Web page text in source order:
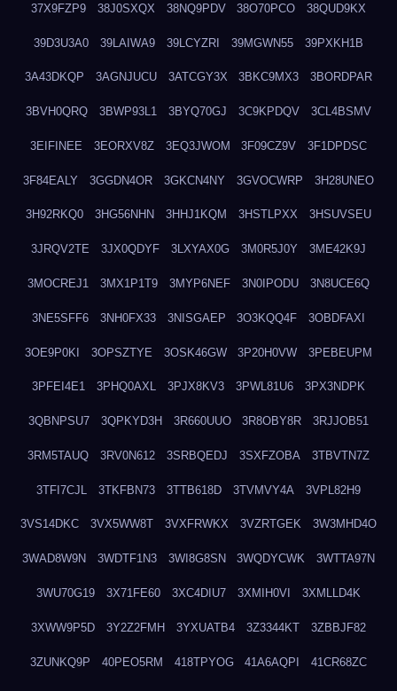
37X9FZP9 38J0SXQX 38NQ9PDV 38O70PCO 38QUD9KX
39D3U3A0 39LAIWA9 39LCYZRI 39MGWN55 39PXKH1B
3A43DKQP 3AGNJUCU 3ATCGY3X 3BKC9MX3 3BORDPAR
3BVH0QRQ 3BWP93L1 3BYQ70GJ 3C9KPDQV 3CL4BSMV
3EIFINEE 3EORXV8Z 3EQ3JWOM 3F09CZ9V 3F1DPDSC
3F84EALY 3GGDN4OR 3GKCN4NY 3GVOCWRP 3H28UNEO
3H92RKQ0 3HG56NHN 3HHJ1KQM 3HSTLPXX 3HSUVSEU
3JRQV2TE 3JX0QDYF 3LXYAX0G 3M0R5J0Y 3ME42K9J
3MOCREJ1 3MX1P1T9 3MYP6NEF 3N0IPODU 3N8UCE6Q
3NE5SFF6 3NH0FX33 3NISGAEP 3O3KQQ4F 3OBDFAXI
3OE9P0KI 3OPSZTYE 3OSK46GW 3P20H0VW 3PEBEUPM
3PFEI4E1 3PHQ0AXL 3PJX8KV3 3PWL81U6 3PX3NDPK
3QBNPSU7 3QPKYD3H 3R660UUO 3R8OBY8R 3RJJOB51
3RM5TAUQ 3RV0N612 3SRBQEDJ 3SXFZOBA 3TBVTN7Z
3TFI7CJL 3TKFBN73 3TTB618D 3TVMVY4A 3VPL82H9
3VS14DKC 3VX5WW8T 3VXFRWKX 3VZRTGEK 3W3MHD4O
3WAD8W9N 3WDTF1N3 3WI8G8SN 3WQDYCWK 3WTTA97N
3WU70G19 3X71FE60 3XC4DIU7 3XMIH0VI 3XMLLD4K
3XWW9P5D 3Y2Z2FMH 3YXUATB4 3Z3344KT 3ZBBJF82
3ZUNKQ9P 40PEO5RM 418TPYOG 41A6AQPI 41CR68ZC